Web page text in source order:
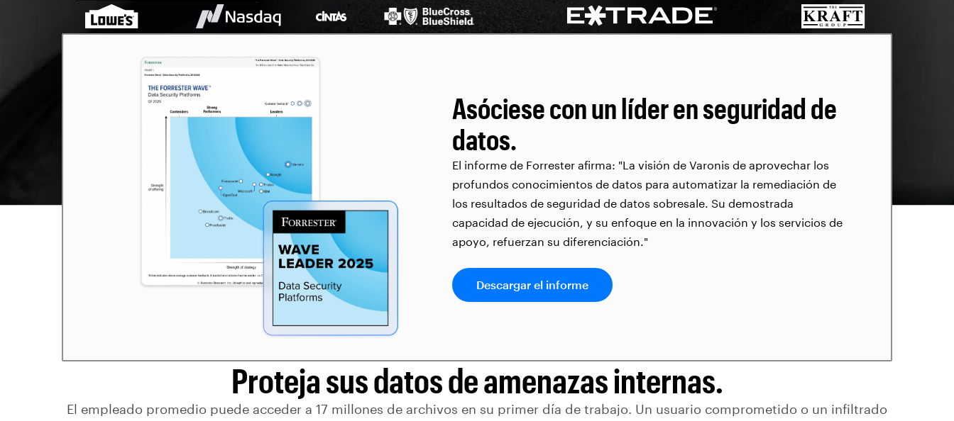
Asóciese con un líder en seguridad de
datos.
El informe de Forrester afirma: "La visión de Varonis de aprovechar los
profundos conocimientos de datos para automatizar la remediación de
los resultados de seguridad de datos sobresale. Su demostrada
capacidad de ejecución, y su enfoque en la innovación y los servicios de
apoyo, refuerzan su diferenciación."
Descargar el informe
Proteja sus datos de amenazas internas.
El empleado promedio puede acceder a 17 millones de archivos en su primer día de trabajo. Un usuario comprometido o un infiltrado